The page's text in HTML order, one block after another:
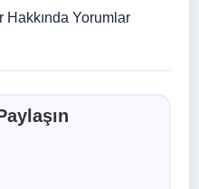
Hakkında Yorumlar